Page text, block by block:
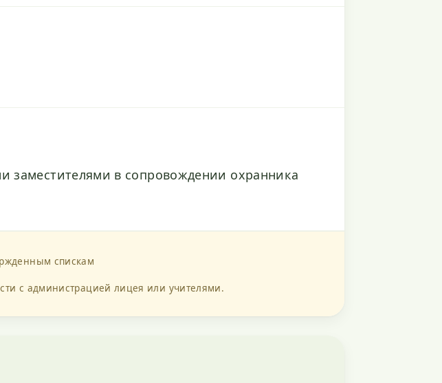
заместителями в сопровождении охранника
спискам
с администрацией лицея или учителями.